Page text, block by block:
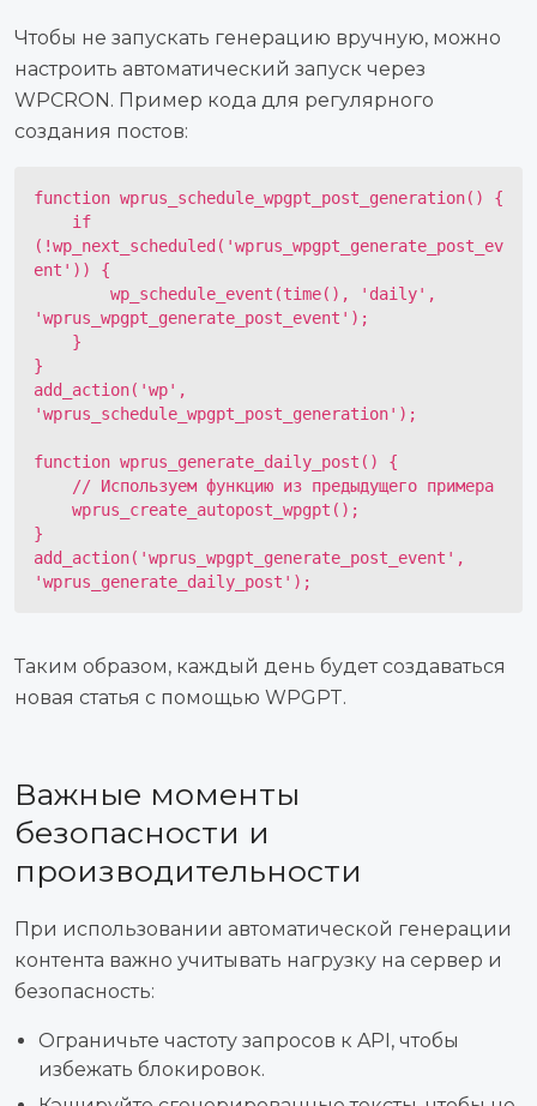
Чтобы не запускать генерацию вручную, можно
настроить автоматический запуск через
WPCRON. Пример кода для регулярного
создания постов:
function wprus_schedule_wpgpt_post_generation() {
(!wp_next_scheduled('wprus_wpgpt_generate_post_ev
ent')) {
'wprus_wpgpt_generate_post_event');
}
add_action('wp',
'wprus_schedule_wpgpt_post_generation');
function wprus_generate_daily_post() {
}
add_action('wprus_wpgpt_generate_post_event',
'wprus_generate_daily_post');
Таким образом, каждый день будет создаваться
новая статья с помощью WPGPT.
Важные моменты
безопасности и
производительности
При использовании автоматической генерации
контента важно учитывать нагрузку на сервер и
безопасность:
Ограничьте частоту запросов к API, чтобы
избежать блокировок.